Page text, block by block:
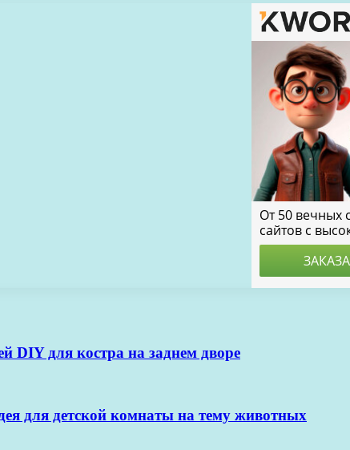
DIY для костра на заднем дворе
для детской комнаты на тему животных